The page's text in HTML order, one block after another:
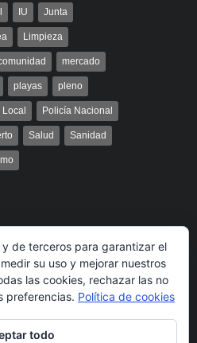
IU Junta
Limpieza
mercado
playas pleno
Policía Nacional
Salud Sanidad
de terceros para garantizar el
su uso y mejorar nuestros
las cookies, rechazar las no
preferencias. Política de cookies
todo